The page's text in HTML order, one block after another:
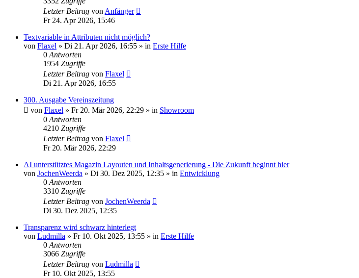
Letzter Beitrag von Anfänger
Fr 24. Apr 2026, 15:46
Textvariable in Attributen nicht möglich?
von Flaxel » Di 21. Apr 2026, 16:55 » in Erste Hilfe
0 Antworten
1954 Zugriffe
Letzter Beitrag von Flaxel
Di 21. Apr 2026, 16:55
300. Ausgabe Vereinszeitung
von Flaxel » Fr 20. Mär 2026, 22:29 » in Showroom
0 Antworten
4210 Zugriffe
Letzter Beitrag von Flaxel
Fr 20. Mär 2026, 22:29
AI unterstütztes Magazin Layouten und Inhaltsgenerierung - Die Zukunft beginnt hier
von JochenWeerda » Di 30. Dez 2025, 12:35 » in Entwicklung
0 Antworten
3310 Zugriffe
Letzter Beitrag von JochenWeerda
Di 30. Dez 2025, 12:35
Transparenz wird schwarz hinterlegt
von Ludmilla » Fr 10. Okt 2025, 13:55 » in Erste Hilfe
0 Antworten
3066 Zugriffe
Letzter Beitrag von Ludmilla
Fr 10. Okt 2025, 13:55